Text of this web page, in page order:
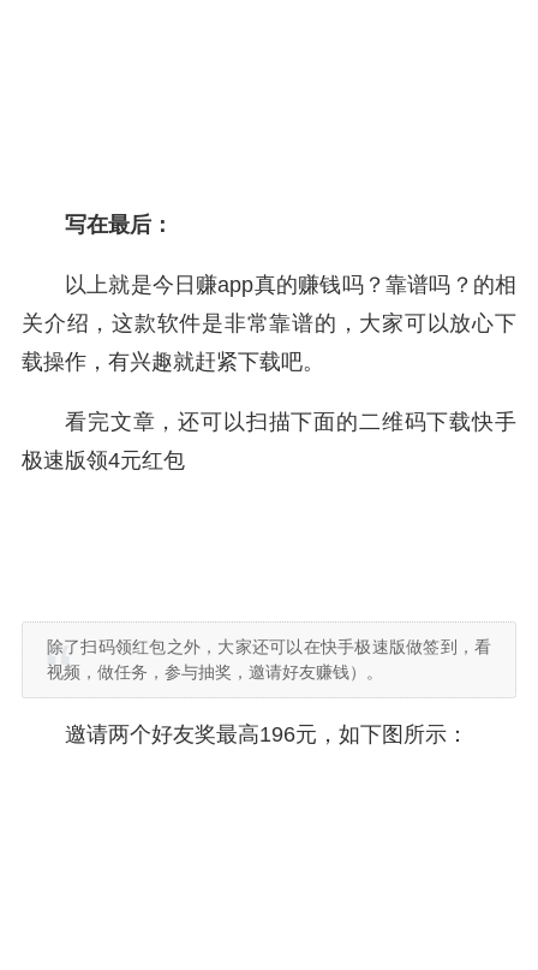
写在最后：
以上就是今日赚app真的赚钱吗？靠谱吗？的相
关介绍，这款软件是非常靠谱的，大家可以放心下
载操作，有兴趣就赶紧下载吧。
看完文章，还可以扫描下面的二维码下载快手
极速版领4元红包
除了扫码领红包之外，大家还可以在快手极速版做签到，看
视频，做任务，参与抽奖，邀请好友赚钱）。
邀请两个好友奖最高196元，如下图所示：